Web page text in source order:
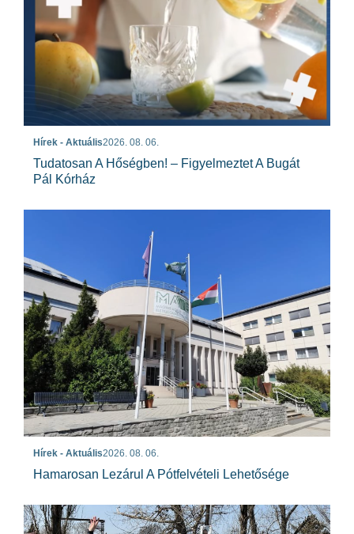
Hírek - Aktuális2026. 08. 06.
Tudatosan A Hőségben! – Figyelmeztet A Bugát
Pál Kórház
Hírek - Aktuális2026. 08. 06.
Hamarosan Lezárul A Pótfelvételi Lehetősége